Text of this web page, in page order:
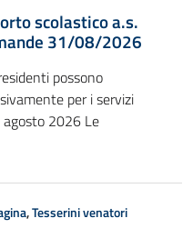
scolastico a.s.
31/08/2026
possono
per i servizi
2026 Le
,Tesserini venatori